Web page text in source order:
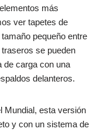
más
ver tapetes de
pequeño entre
se pueden
de carga con una
delanteros.
Mundial, esta versión
y con un sistema de